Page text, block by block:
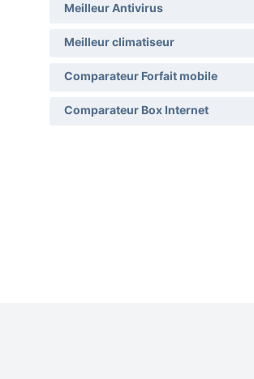
Meilleur Antivirus
Meilleur climatiseur
Comparateur Forfait mobile
Comparateur Box Internet